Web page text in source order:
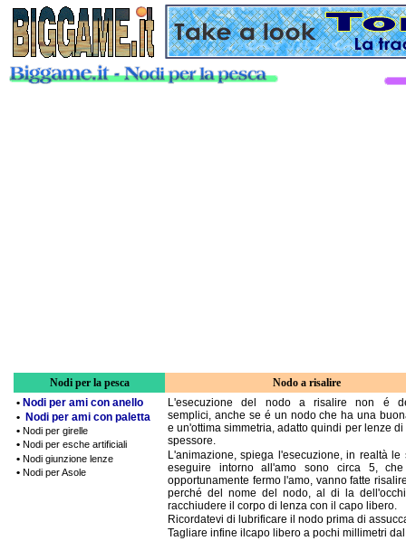
Nodi per la pesca
• Nodi per ami con anello
• Nodi per ami con paletta
• Nodi per girelle
• Nodi per esche artificiali
• Nodi giunzione lenze
• Nodi per Asole
Nodo a risalire
L'esecuzione del nodo a risalire non é
semplici, anche se é un nodo che ha una
e un'ottima simmetria, adatto quindi per lenze di
spessore.
L'animazione, spiega l'esecuzione, in realtà le
eseguire intorno all'amo sono circa 5, che
opportunamente fermo l'amo, vanno fatte
perché del nome del nodo, al di la
racchiudere il corpo di lenza con il capo libero.
Ricordatevi di lubrificare il nodo prima di
Tagliare infine ilcapo libero a pochi millimetri